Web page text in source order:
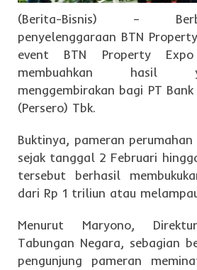
(Berita-Bisnis) –
penyelenggaraan BTN
event BTN Property
membuahkan hasil
menggembirakan bagi PT
(Persero) Tbk.
Buktinya, pameran
sejak tanggal 2 Februari
tersebut berhasil
dari Rp 1 triliun atau
Menurut Maryono,
Tabungan Negara, sebagian
pengunjung pameran